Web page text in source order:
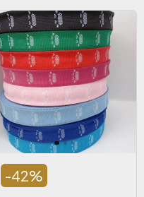
-42%